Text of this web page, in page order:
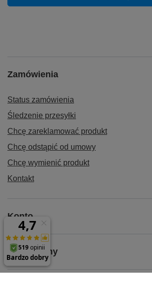
Zamówienia
Status zamówienia
Śledzenie przesyłki
Chcę zareklamować produkt
Chcę odstąpić od umowy
Chcę wymienić produkt
Kontakt
Konto
Regulaminy